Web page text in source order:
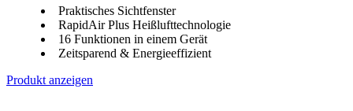
Praktisches Sichtfenster
RapidAir Plus Heißlufttechnologie
16 Funktionen in einem Gerät
Zeitsparend & Energieeffizient
Produkt anzeigen